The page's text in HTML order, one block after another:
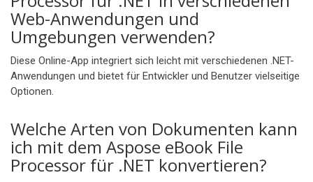
Web-Anwendungen und
Umgebungen verwenden?
Diese Online-App integriert sich leicht mit verschiedenen .NET-
Anwendungen und bietet für Entwickler und Benutzer vielseitige
Optionen.
Welche Arten von Dokumenten kann
ich mit dem Aspose eBook File
Processor für .NET konvertieren?